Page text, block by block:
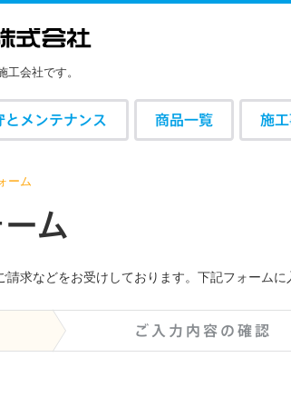
会社です。
とメンテナンス 商品一覧 施
ーム
ーム
求などをお受けしております。下記フォームに
ご入力内容の確認